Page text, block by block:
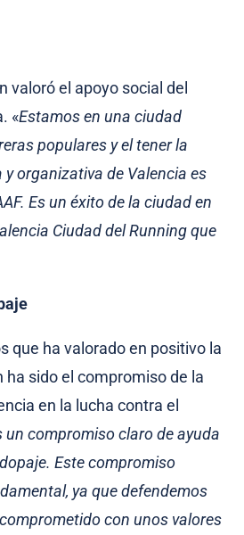
valoró el apoyo social del
«Estamos en una ciudad
populares y el tener la
organizativa de Valencia es
Es un éxito de la ciudad en
Ciudad del Running que
que ha valorado en positivo la
ha sido el compromiso de la
en la lucha contra el
un compromiso claro de ayuda
Este compromiso
ya que defendemos
con unos valores